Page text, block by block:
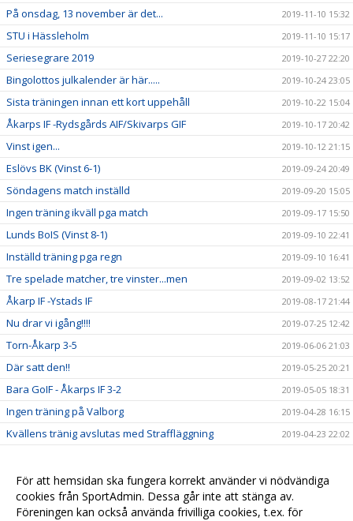
På onsdag, 13 november är det... 2019-11-10 15:32
STU i Hässleholm 2019-11-10 15:17
Seriesegrare 2019 2019-10-27 22:20
Bingolottos julkalender är här..... 2019-10-24 23:05
Sista träningen innan ett kort uppehåll 2019-10-22 15:04
Åkarps IF -Rydsgårds AIF/Skivarps GIF 2019-10-17 20:42
Vinst igen... 2019-10-12 21:15
Eslövs BK (Vinst 6-1) 2019-09-24 20:49
Söndagens match inställd 2019-09-20 15:05
Ingen träning ikväll pga match 2019-09-17 15:50
Lunds BoIS (Vinst 8-1) 2019-09-10 22:41
Inställd träning pga regn 2019-09-10 16:41
Tre spelade matcher, tre vinster...men 2019-09-02 13:52
Åkarp IF -Ystads IF 2019-08-17 21:44
Nu drar vi igång!!!! 2019-07-25 12:42
Torn-Åkarp 3-5 2019-06-06 21:03
Där satt den!! 2019-05-25 20:21
Bara GoIF - Åkarps IF 3-2 2019-05-05 18:31
Ingen träning på Valborg 2019-04-28 16:15
Kvällens tränig avslutas med Straffläggning 2019-04-23 22:02
Match mot Lödde 2019-04-23 18:13
Långledighet.....Njut 2019-04-19 14:08
För att hemsidan ska fungera korrekt använder vi nödvändiga
cookies från SportAdmin. Dessa går inte att stänga av.
Föreningen kan också använda frivilliga cookies, t.ex. för